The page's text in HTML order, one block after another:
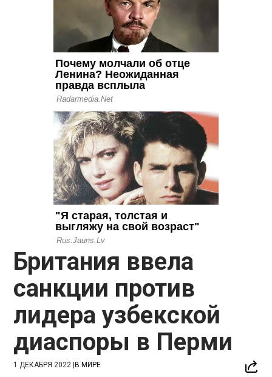
Британия ввела
санкции против
лидера узбекской
диаспоры в Перми
1 ДЕКАБРЯ 2022 |В МИРЕ